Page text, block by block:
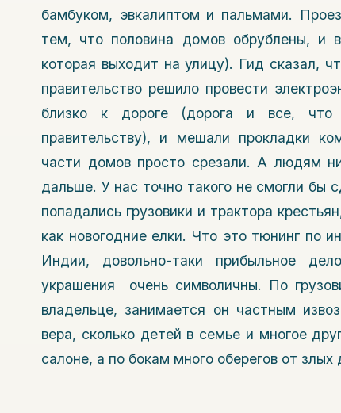
бамбуком, эвкалиптом и пальмами.
тем, что половина домов обрублены,
которая выходит на улицу). Гид сказал,
правительство решило провести
близко к дороге (дорога и все,
правительству), и мешали прокладки
части домов просто срезали. А людям
дальше. У нас точно такого не смогли
попадались грузовики и трактора
как новогодние елки. Что это тюнинг по
Индии, довольно-таки прибыльное
украшения очень символичны. По
владельце, занимается он частным
вера, сколько детей в семье и многое
салоне, а по бокам много оберегов от злых